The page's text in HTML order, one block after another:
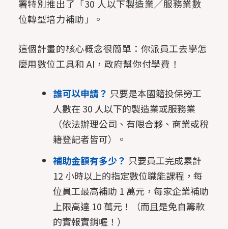
署特別推出了「30 人以下製造業／服務業數
位轉型培力補助」。
這個計畫的核心概念很簡單：你派員工去學怎
麼用數位工具和 AI，政府幫你付學費！
誰可以申請？ 只要是本國籍投保勞工
人數在 30 人以下的製造業或服務業
（依法辦理公司、有限合夥、商業或稅
籍登記者皆可）。
補助金額有多少？ 只要員工完成累計
12 小時以上的指定數位職能課程，每
位員工最高補助 1 萬元，每家企業補助
上限高達 10 萬元！（而且是免自籌款
的實報實銷喔！）